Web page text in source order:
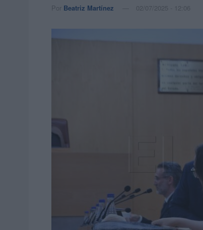
Por Beatriz Martínez 02/07/2025 - 12:06